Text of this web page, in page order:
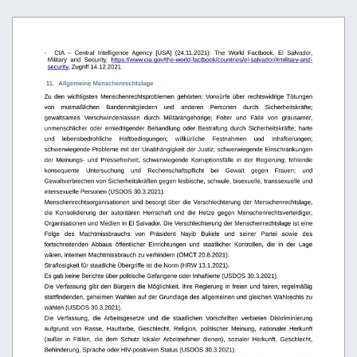
- CIA – Central Intelligence Agency [USA] (24.11.2021): The World Factbook, El Salvador,
Military   and   Security, https://www.cia.gov/the-world-factbook/countries/el-salvador/#military-and-
security, Zugriff 14.12.2021
11.
Allgemeine Menschenrechtslage
Zu   den   wichtigsten   Menschenrechtsproblemen   gehörten:   Vorwürfe   über   rechtswidrige  Tötungen
von
mutmaßlichen Bandenmitgliedern und anderen Personen durch
Sicherheitskräfte;
gewaltsames   Verschwindenlassen   durch   Militärangehörige;   Folter   und   Fälle   von   grausamer,
unmenschlicher   oder   erniedrigender   Behandlung   oder   Bestrafung   durch   Sicherheitskräfte;   harte
und
lebensbedrohliche Haftbedingungen; willkürliche Festnahmen und
Inhaftierungen;
schwerwiegende Probleme mit der Unabhängigkeit der Justiz; schwerwiegende Einschränkungen
der   Meinungs-   und   Pressefreiheit;   schwerwiegende   Korruptionsfälle   in   der   Regierung;   fehlende
konsequente
Untersuchung und Rechenschaftspflicht bei Gewalt gegen Frauen;
und
Gewaltverbrechen von Sicherheitskräften gegen lesbische, schwule, bisexuelle, transsexuelle und
intersexuelle Personen (USDOS 30.3.2021).
Menschenrechtsorganisationen sind besorgt über die Verschlechterung der Menschenrechtslage,
die   Konsolidierung   der   autoritären   Herrschaft   und   die   Hetze   gegen   Menschenrechtsverteidiger,
Organisationen und Medien in El Salvador. Die Verschlechterung der Menschenrechtslage ist eine
Folge   des   Machtmissbrauchs   von   Präsident   Nayib   Bukele   und   seiner   Partei   sowie   des
fortschreitenden  Abbaus   öffentlicher   Einrichtungen   und   staatlicher   Kontrollen,   die   in   der   Lage
wären, internen Machtmissbrauch zu verhindern (OMCT 20.8.2021).
Straflosigkeit für staatliche Übergriffe ist die Norm (HRW 13.1.2021).
Es gab keine Berichte über politische Gefangene oder Inhaftierte (USDOS 30.3.2021).
Die Verfassung gibt den Bürgern die Möglichkeit, ihre Regierung in freien und fairen, regelmäßig
stattfindenden, geheimen Wahlen auf der Grundlage des allgemeinen und gleichen Wahlrechts zu
wählen (USDOS 30.3.2021).
Die   Verfassung,   die   Arbeitsgesetze   und   die   staatlichen   Vorschriften   verbieten   Diskriminierung
aufgrund   von   Rasse,   Hautfarbe,   Geschlecht,   Religion,   politischer   Meinung,   nationaler   Herkunft
(außer   in   Fällen,   die   dem   Schutz   lokaler  Arbeitnehmer   dienen),   sozialer   Herkunft,   Geschlecht,
Behinderung, Sprache oder HIV-positivem Status (USDOS 30.3.2021).